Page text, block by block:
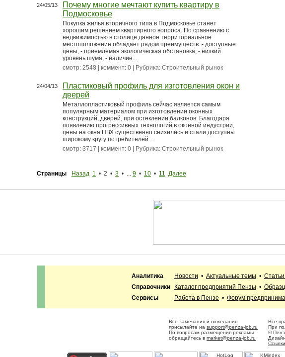
24/05/13
Почему многие мечтают купить квартиру в
Подмосковье
Покупка жилья вторичного типа в Подмосковье станет
хорошим решением квартирного вопроса. По сравнению с
недвижимостью в столице данное территориальное
местоположение обладает рядом преимуществ: - доступные
цены; - приемлемая экологическая обстановка; - низкий
уровень шума; - наличие...
смотр: 2548 | коммент: 0 | Рубрика: Строительный рынок
24/04/13
Пластиковый профиль для изготовления окон и
дверей
Металлопластиковый профиль сейчас является самым
популярным материалом при изготовлении оконных
конструкций, дверей, при остеклении балконов. Благодаря
появлению прогрессивных технологий в оконной индустрии,
цены на окна ПВХ существенно снизились и стали доступны
широкому кругу потребителей....
смотр: 3717 | коммент: 0 | Рубрика: Строительный рынок
Страницы Назад 1 • 2 • 3 • ... 9 • 10 • 11 Далее
Аналитика Новости • Актуальные темы •
Справочники
Каталог предприятий Пензы •
Сервисы
Работа в Пензе • Форум
Все замечания и пожелания
присылайте на support@penza-job.ru
По вопросам размещения рекламы
обращайтесь в market@penza-job.ru
Все
При
©